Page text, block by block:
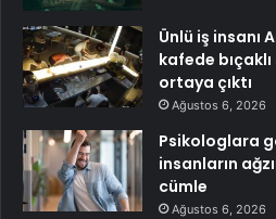
Ünlü iş insanı
kafede
ortaya çıktı
Ağustos 6, 2026
Psikologlara
insanların
cümle
Ağustos 6, 2026